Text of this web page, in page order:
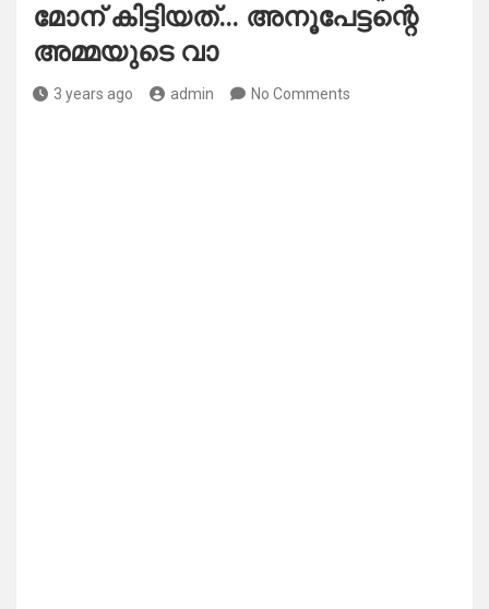
മോന് കിട്ടിയത്… അനൂപേട്ടന്റെ
അമ്മയുടെ വാ
3 years ago admin No Comments